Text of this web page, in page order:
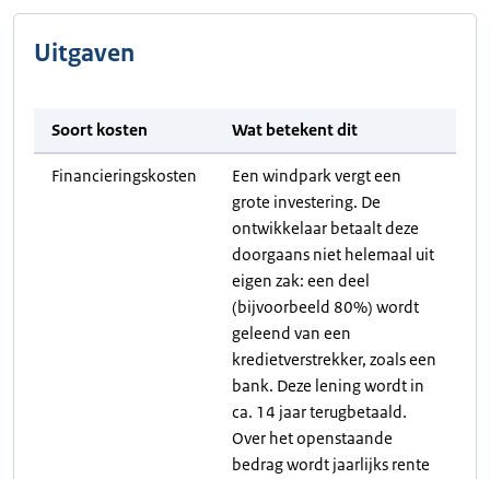
Uitgaven
Soort kosten Wat betekent dit
Financieringskosten
Een windpark vergt een
grote investering. De
ontwikkelaar betaalt deze
doorgaans niet helemaal uit
eigen zak: een deel
(bijvoorbeeld 80%) wordt
geleend van een
kredietverstrekker, zoals een
bank. Deze lening wordt in
ca. 14 jaar terugbetaald.
Over het openstaande
bedrag wordt jaarlijks rente